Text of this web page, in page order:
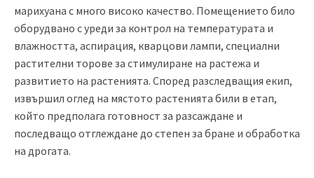
марихуана с много високо качество. Помещението било
оборудвано с уреди за контрол на температурата и
влажността, аспирация, кварцови лампи, специални
растителни торове за стимулиране на растежа и
развитието на растенията. Според разследващия екип,
извършил оглед на мястото растенията били в етап,
който предполага готовност за разсаждане и
последващо отглеждане до степен за бране и обработка
на дрогата.